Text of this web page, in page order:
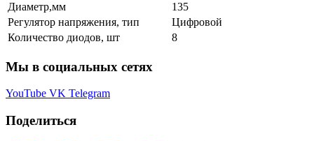
Диаметр,мм
135
Регулятор напряжения, тип
Цифровой
Количество диодов, шт
8
Мы в социальных сетях
YouTube VK Telegram
Поделиться